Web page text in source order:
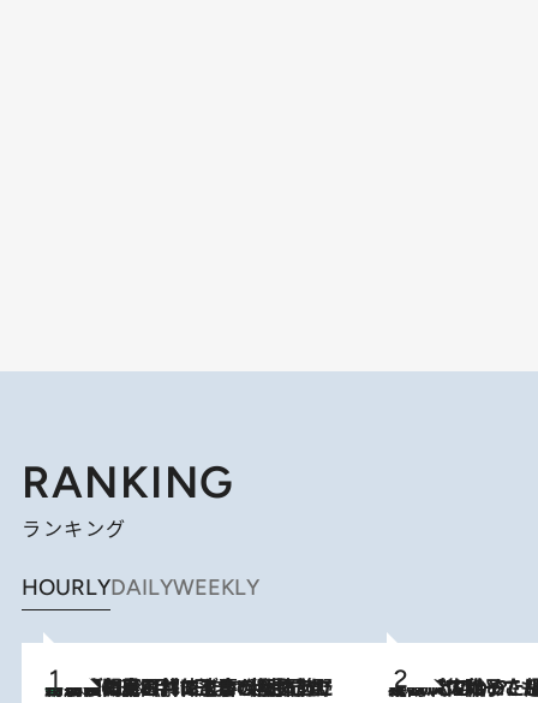
RANKING
ランキング
HOURLYDAILYWEEKLY
2026.8.8
「最後に見られてよかった」上野動物園の東園パンダ舎が解体前に特別公開。8月16日まで延長されたパネル展と共に辿る“半世紀”のパンダ飼育《解体工事の図面あり》 2026.8.5
【阿川佐和子さんの年とる力】なぜ70代で始めた趣味は“こんなに楽しい”のか？ ピアノ、俳句…スランプに陥っても続けられる“ある秘訣”とは